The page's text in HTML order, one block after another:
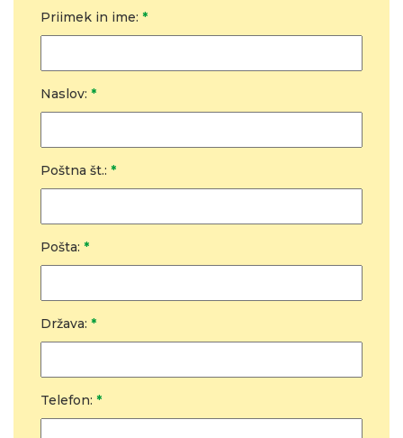
Priimek in ime: *
Naslov: *
Poštna št.: *
Pošta: *
Država: *
Telefon: *